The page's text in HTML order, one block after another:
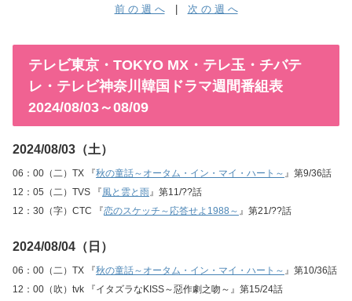
前 の 週 へ| 次 の 週 へ
テレビ東京・TOKYO MX・テレ玉・チバテ
レ・テレビ神奈川韓国ドラマ週間番組表
2024/08/03～08/09
2024/08/03（土）
06：00（二）TX 『秋の童話～オータム・イン・マイ・ハート～ 』第9/36話
12：05（二）TVS 『風と雲と雨』第11/??話
12：30（字）CTC 『恋のスケッチ～応答せよ1988～ 』第21/??話
2024/08/04（日）
06：00（二）TX 『秋の童話～オータム・イン・マイ・ハート～ 』第10/36話
12：00（吹）tvk 『イタズラなKISS～惡作劇之吻～』第15/24話